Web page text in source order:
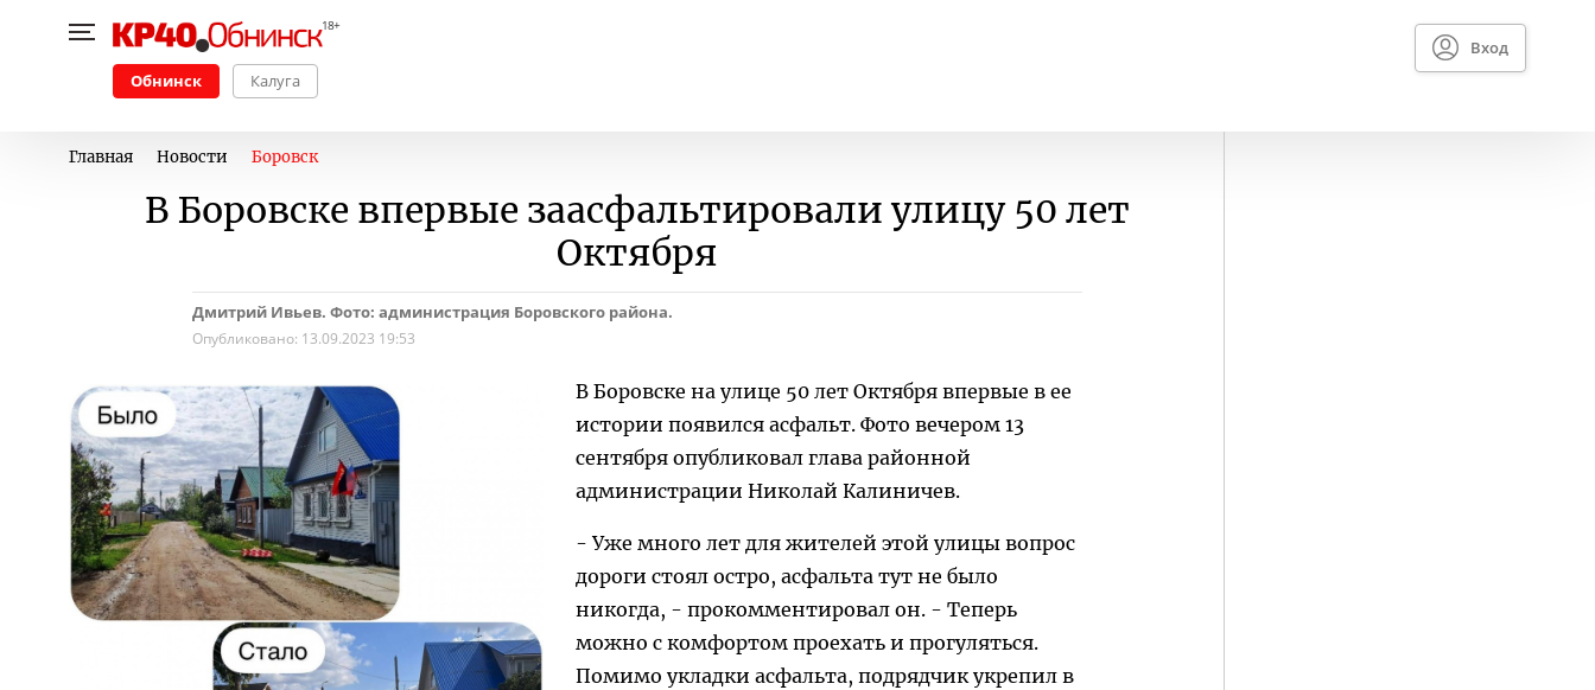
Обнинск Калуга
Вход
Главная Новости Боровск
В Боровске впервые заасфальтировали улицу 50 лет
Октября
Дмитрий Ивьев. Фото: администрация Боровского района.
Опубликовано: 13.09.2023 19:53
В Боровске на улице 50 лет Октября впервые в ее
истории появился асфальт. Фото вечером 13
сентября опубликовал глава районной
администрации Николай Калиничев.
- Уже много лет для жителей этой улицы вопрос
дороги стоял остро, асфальта тут не было
никогда, - прокомментировал он. - Теперь
можно с комфортом проехать и прогуляться.
Помимо укладки асфальта, подрядчик укрепил в